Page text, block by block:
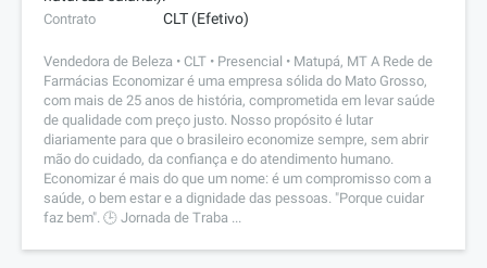
Contrato CLT (Efetivo)
Vendedora de Beleza • CLT • Presencial • Matupá, MT A Rede de
Farmácias Economizar é uma empresa sólida do Mato Grosso,
com mais de 25 anos de história, comprometida em levar saúde
de qualidade com preço justo. Nosso propósito é lutar
diariamente para que o brasileiro economize sempre, sem abrir
mão do cuidado, da confiança e do atendimento humano.
Economizar é mais do que um nome: é um compromisso com a
saúde, o bem estar e a dignidade das pessoas. "Porque cuidar
faz bem". 🕒 Jornada de Traba ...